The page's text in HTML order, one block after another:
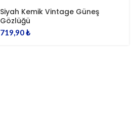
Siyah Kemik Vintage Güneş
Gözlüğü
719,90₺